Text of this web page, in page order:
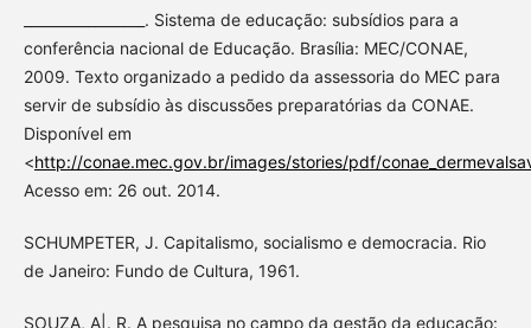
_________________. Sistema de educação: subsídios para a
conferência nacional de Educação. Brasília: MEC/CONAE,
2009. Texto organizado a pedido da assessoria do MEC para
servir de subsídio às discussões preparatórias da CONAE.
Disponível em
<http://conae.mec.gov.br/images/stories/pdf/
Acesso em: 26 out. 2014.
SCHUMPETER, J. Capitalismo, socialismo e democracia. Rio
de Janeiro: Fundo de Cultura, 1961.
SOUZA, A|. R. A pesquisa no campo da gestão da educação: